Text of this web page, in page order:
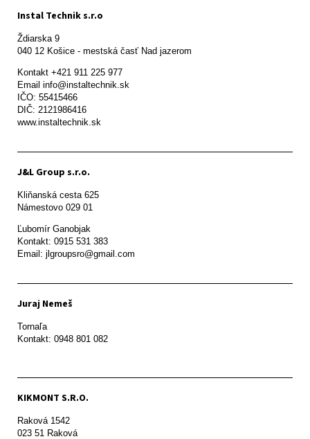
Instal Technik s.r.o
Ždiarska 9
Kontakt +421 911 225 977
Email info@instaltechnik.sk
IČO: 55415466
DIČ: 2121986416
www.instaltechnik.sk
J&L Group s.r.o.
Kliňanská cesta 625
Námestovo 029 01
Ľubomír Ganobjak
Kontakt: 0915 531 383
Email: jlgroupsro@gmail.com
Juraj Nemeš
Tornaľa
Kontakt: 0948 801 082
KIKMONT S.R.O.
Raková 1542
023 51 Raková